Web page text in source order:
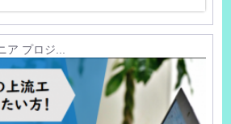
ア プロジ...